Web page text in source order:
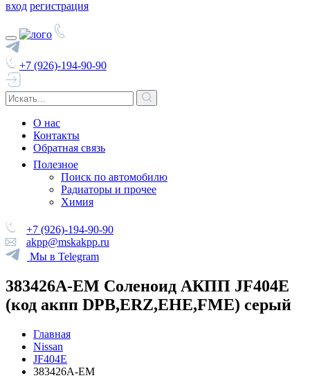
вход регистрация
+7 (926)-194-90-90
О нас
Контакты
Обратная связь
Полезное
Поиск по автомобилю
Радиаторы и прочее
Химия
+7 (926)-194-90-90
akpp@mskakpp.ru
Мы в Telegram
383426A-EM Соленоид АКПП JF404E
(код акпп DPB,ERZ,EHE,FME) серый
Главная
Nissan
JF404E
383426A-EM